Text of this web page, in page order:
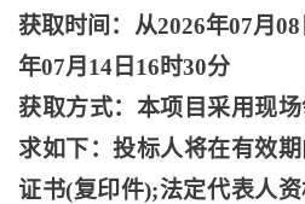
获取时间：从2026年07月
年07月14日16时30分
获取方式：本项目采用现
求如下：投标人将在有效
证书(复印件);法定代表人